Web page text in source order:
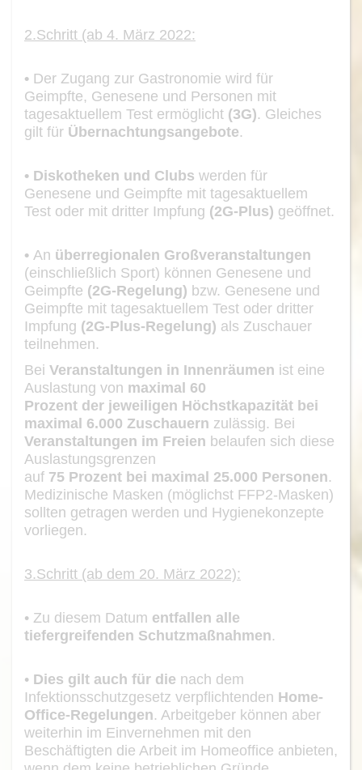
2.Schritt (ab 4. März 2022:
• Der Zugang zur Gastronomie wird für
Geimpfte, Genesene und Personen mit
tagesaktuellem Test ermöglicht (3G). Gleiches
gilt für Übernachtungsangebote.
• Diskotheken und Clubs werden für
Genesene und Geimpfte mit tagesaktuellem
Test oder mit dritter Impfung (2G-Plus) geöffnet.
• An überregionalen Großveranstaltungen
(einschließlich Sport) können Genesene und
Geimpfte (2G-Regelung) bzw. Genesene und
Geimpfte mit tagesaktuellem Test oder dritter
Impfung (2G-Plus-Regelung) als Zuschauer
teilnehmen.
Bei Veranstaltungen in Innenräumen ist eine
Auslastung von maximal 60
Prozent der jeweiligen Höchstkapazität bei
maximal 6.000 Zuschauern zulässig. Bei
Veranstaltungen im Freien belaufen sich diese
Auslastungsgrenzen
auf 75 Prozent bei maximal 25.000 Personen.
Medizinische Masken (möglichst FFP2-Masken)
sollten getragen werden und Hygienekonzepte
vorliegen.
3.Schritt (ab dem 20. März 2022):
• Zu diesem Datum entfallen alle
tiefergreifenden Schutzmaßnahmen.
• Dies gilt auch für die nach dem
Infektionsschutzgesetz verpflichtenden Home-
Office-Regelungen. Arbeitgeber können aber
weiterhin im Einvernehmen mit den
Beschäftigten die Arbeit im Homeoffice anbieten,